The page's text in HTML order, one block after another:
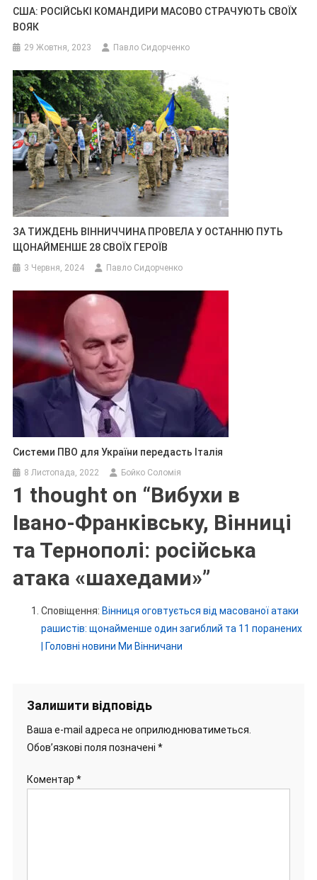
США: РОСІЙСЬКІ КОМАНДИРИ МАСОВО СТРАЧУЮТЬ СВОЇХ
ВОЯК
29 Жовтня, 2023 Павло Сидорченко
ЗА ТИЖДЕНЬ ВІННИЧЧИНА ПРОВЕЛА У ОСТАННЮ ПУТЬ
ЩОНАЙМЕНШЕ 28 СВОЇХ ГЕРОЇВ
3 Червня, 2024 Павло Сидорченко
Системи ПВО для України передасть Італія
8 Листопада, 2022 Бойко Соломія
1 thought on “Вибухи в
Івано‑Франківську, Вінниці
та Тернополі: російська
атака «шахедами»”
Сповіщення: Вінниця оговтується від масованої атаки
рашистів: щонайменше один загиблий та 11 поранених
| Головні новини Ми Вінничани
Залишити відповідь
Ваша e-mail адреса не оприлюднюватиметься.
Обов’язкові поля позначені *
Коментар *